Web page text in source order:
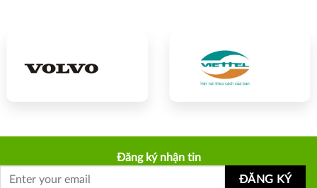
Đăng ký nhận tin